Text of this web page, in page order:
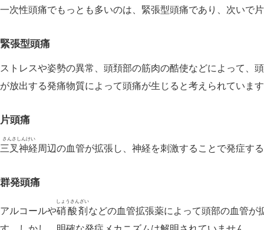
一次性頭痛でもっとも多いのは、緊張型頭痛であり、次いで
緊張型頭痛
ストレスや姿勢の異常、頭頚部の筋肉の酷使などによって、
が放出する発痛物質によって頭痛が生じると考えられていま
片頭痛
三叉神経
さんさしんけい
周辺の血管が拡張し、神経を刺激することで発症す
群発頭痛
アルコールや硝酸剤
しょうさんざい
などの血管拡張薬によって頭部の血管